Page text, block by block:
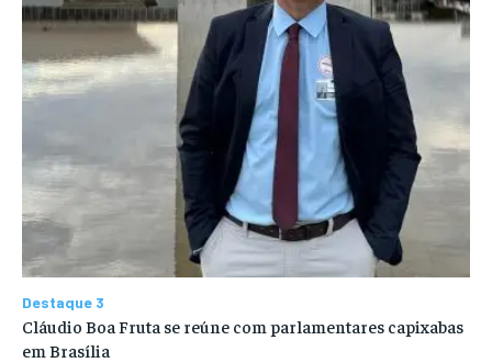
Destaque 3
Cláudio Boa Fruta se reúne com parlamentares capixabas
em Brasília